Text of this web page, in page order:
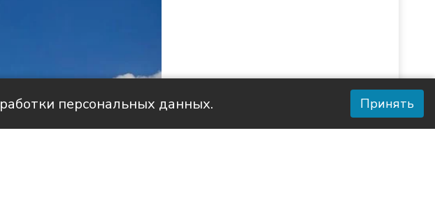
персональных данных. Принять